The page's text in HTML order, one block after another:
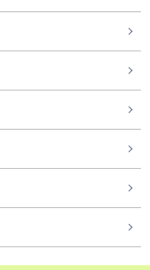
山脇学園中学校
千代田区立九段中等教育学校